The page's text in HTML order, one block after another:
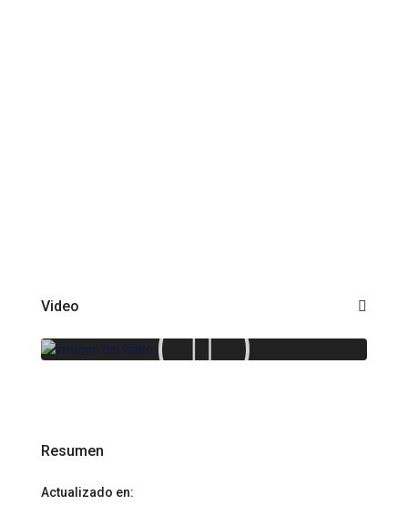
Video
Resumen
Actualizado en: